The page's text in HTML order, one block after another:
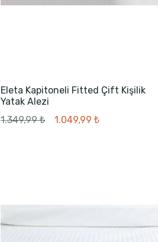
Eleta Kapitoneli Fitted Çift Kişilik
Yatak Alezi
1.349,99 ₺
1.049,99 ₺